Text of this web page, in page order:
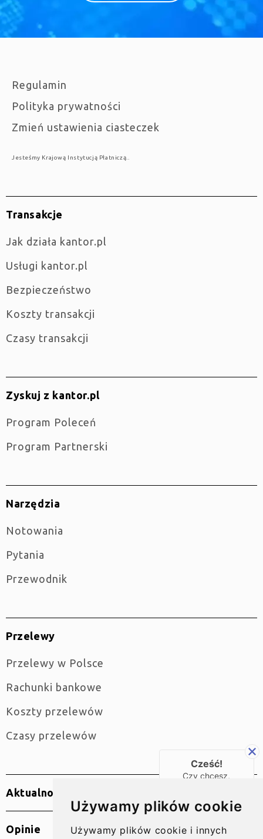
Używamy plików cookie
Używamy plików cookie i innych
Regulamin
Polityka prywatności
Zmień ustawienia ciasteczek
Jesteśmy Krajową Instytucją Płatniczą..
Transakcje
jak działa kantor.pl
Usługi kantor.pl
Bezpieczeństwo
Koszty transakcji
Czasy transakcji
Zyskuj z kantor.pl
Program Poleceń
Program Partnerski
Narzędzia
Notowania
Pytania
Przewodnik
Przelewy
Przelewy w Polsce
Rachunki bankowe
Koszty przelewów
Czasy przelewów
Aktualności
Opinie
Cześć!
Czy chcesz,
w28sekund?
TAK